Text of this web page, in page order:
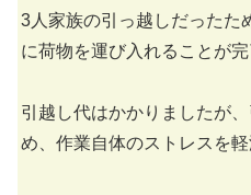
3人家族の引っ越しだったた
に荷物を運び入れることが完
引越し代はかかりましたが
め、作業自体のストレスを